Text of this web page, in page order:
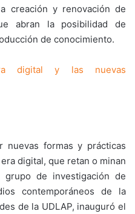
creación y renovación de
abran la posibilidad de
de conocimiento.
digital y las nuevas
nuevas formas y prácticas
digital, que retan o minan
de investigación de
contemporáneos de la
de la UDLAP, inauguró el